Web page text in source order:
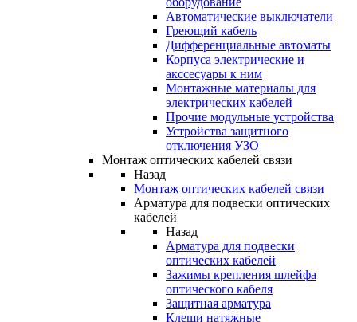
Автоматические выключатели
Греющий кабель
Дифференциальные автоматы
Корпуса электрические и
акссесуары к ним
Монтажные материалы для
электрических кабелей
Прочие модульные устройства
Устройства защитного
отключения УЗО
Монтаж оптических кабелей связи
Назад
Монтаж оптических кабелей связи
Арматура для подвески оптических
кабелей
Назад
Арматура для подвески
оптических кабелей
Зажимы крепления шлейфа
оптического кабеля
Защитная арматура
Клещи натяжные